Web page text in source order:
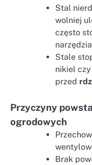
Stal
wolniej
często
Stale
nikiel
przed
Przyczyny
ogrodowych
Brak